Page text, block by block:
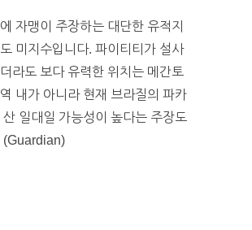
자맹이 주장하는 대단한 유적지
미지수입니다. 파이티티가 설사
라도 보다 유력한 위치는 메간토
내가 아니라 현재 브라질의 파카
산 일대일 가능성이 높다는 주장도
(Guardian)